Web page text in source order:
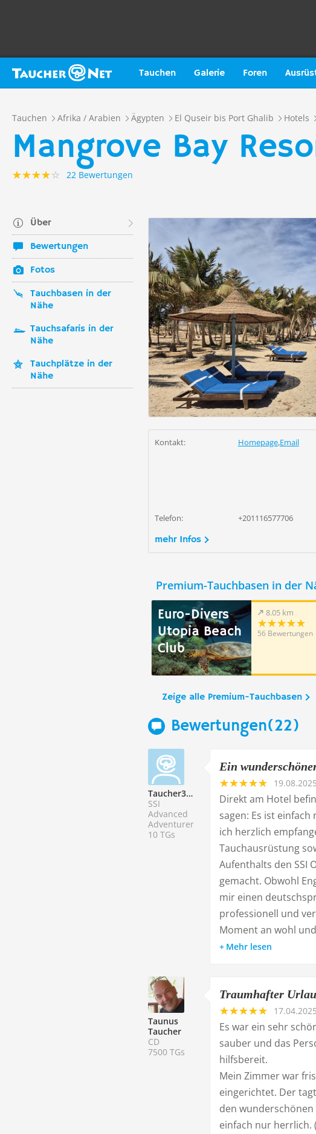
Tauchen Galerie Foren
Tauchen Afrika / Arabien Ägypten El Quseir bis Port Ghalib Hotels
Mangrove Bay
22 Bewertungen
Über
Bewertungen
Fotos
Tauchbasen in der
Nähe
Tauchsafaris in der
Nähe
Tauchplätze in der
Nähe
Kontakt: Homepage,Email
Telefon: +201116577706
mehr Infos
Premium-Tauchbasen in der
Euro-Divers
Utopia Beach
Club
8.05 km
56 Bewertungen
Zeige alle Premium-Tauchbasen
Bewertungen(22)
Taucher338475
SSI
Advanced
Adventurer
10 TGs
Ein
Direkt am Hotel
sagen: Es ist
ich herzlich
Tauchausrüstung
Aufenthalts den SSI
gemacht. Obwohl
mir einen
professionell und
Moment an wohl
Mehr lesen
Taunus
Taucher
CD
7500 TGs
Traumhafter
Es war ein sehr
sauber und das
hilfsbereit.
Mein Zimmer war
eingerichtet. Der
den
einfach nur herrlich.